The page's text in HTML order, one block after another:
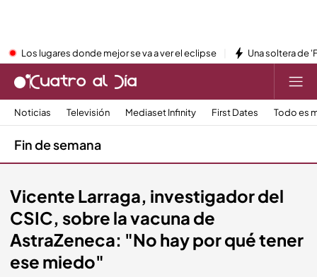
Los lugares donde mejor se va a ver el eclipse Una soltera de
Noticias Televisión Mediaset Infinity First Dates Todo es
Fin de semana
Vicente Larraga, investigador del
CSIC, sobre la vacuna de
AstraZeneca: "No hay por qué tener
ese miedo"